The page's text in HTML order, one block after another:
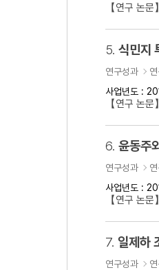
【연구 논
5. 식민지
연구성과
사업년도 :
【연구 논
6. 윤동주
연구성과
사업년도 :
【연구 논
7. 일제하
연구성과